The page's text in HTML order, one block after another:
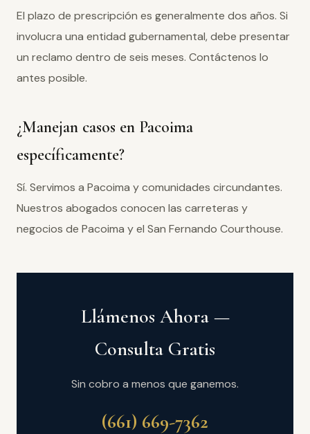
El plazo de prescripción es generalmente dos años. Si
involucra una entidad gubernamental, debe presentar
un reclamo dentro de seis meses. Contáctenos lo
antes posible.
¿Manejan casos en Pacoima
específicamente?
Sí. Servimos a Pacoima y comunidades circundantes.
Nuestros abogados conocen las carreteras y
negocios de Pacoima y el San Fernando Courthouse.
Llámenos Ahora —
Consulta Gratis
Sin cobro a menos que ganemos.
(661) 669-7362